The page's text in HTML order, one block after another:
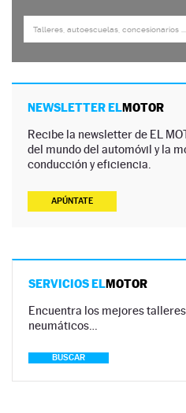
NEWSLETTER ELMOTOR
Recibe la newsletter de EL
del mundo del automóvil y la
conducción y eficiencia.
APÚNTATE
SERVICIOS ELMOTOR
Encuentra los mejores
neumáticos…
BUSCAR